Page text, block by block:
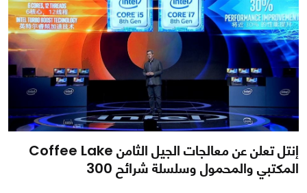
إنتل تعلن عن معالجات الجيل الثامن Coffee Lake
المكتبي والمحمول وسلسلة شرائح 300